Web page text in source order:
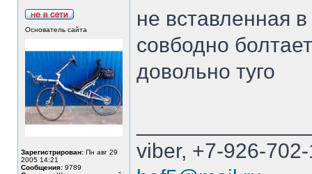
Основатель сайта
Зарегистрирован: Пн авг 29
2005 14:21
Сообщения: 9789
не вставленная
совбодно
довольно туго
viber, +7-926-